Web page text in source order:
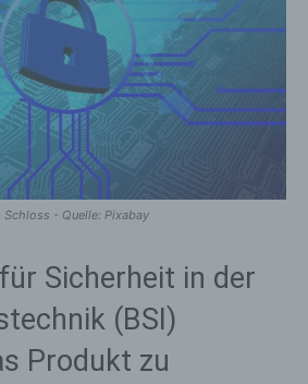
- Quelle: Pixabay
Sicherheit in der
(BSI)
Produkt zu